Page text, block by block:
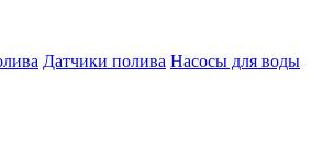
Датчики полива Насосы для воды